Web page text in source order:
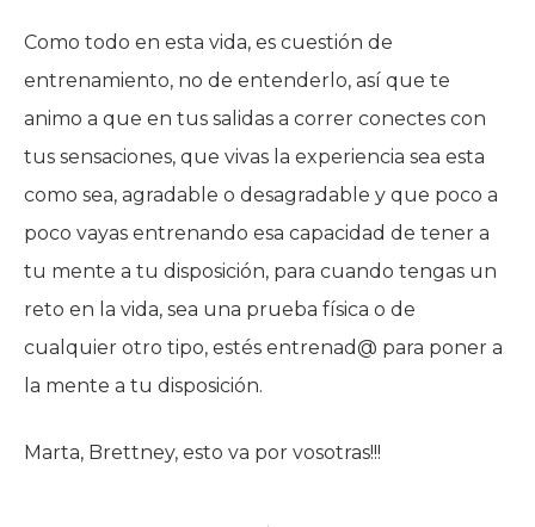
Como todo en esta vida, es cuestión de
entrenamiento, no de entenderlo, así que te
animo a que en tus salidas a correr conectes con
tus sensaciones, que vivas la experiencia sea esta
como sea, agradable o desagradable y que poco a
poco vayas entrenando esa capacidad de tener a
tu mente a tu disposición, para cuando tengas un
reto en la vida, sea una prueba física o de
cualquier otro tipo, estés entrenad@ para poner a
la mente a tu disposición.
Marta, Brettney, esto va por vosotras!!!